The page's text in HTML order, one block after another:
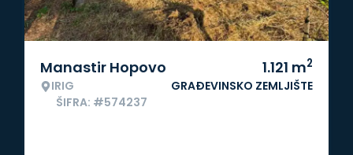
Manastir Hopovo
IRIG
ŠIFRA: #574237
1.121 m2
GRAĐEVINSKO ZEMLJIŠTE